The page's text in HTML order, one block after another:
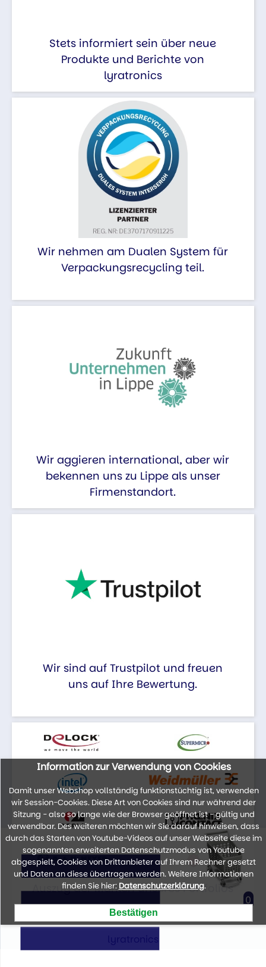
Stets informiert sein über neue
Produkte und Berichte von
lyratronics
Wir nehmen am Dualen System für
Verpackungsrecycling teil.
Wir aggieren international, aber wir
bekennen uns zu Lippe als unser
Firmenstandort.
Wir sind auf Trustpilot und freuen
uns auf Ihre Bewertung.
Auszug der Marken unseres Portfolios
Information zur Verwendung von Cookies
Damit unser Webshop vollständig funktionstüchtig ist, verwenden
wir Session-Cookies. Diese Art von Cookies sind nur während der
Sitzung - also so lange wie der Browser geöffnet ist - gültig und
verwendbar. Des weiteren möchten wir Sie darauf hinweisen, dass
durch das Starten von Youtube-Videos auf unser Webseite diese im
sogenannten erweiterten Datenschutzmodus von Youtube
abgespielt, Cookies von Drittanbieter auf Ihrem Rechner gesetzt
und Daten an diese übertragen werden. Weitere Informationen
finden Sie hier: Datenschutzerklärung.
0